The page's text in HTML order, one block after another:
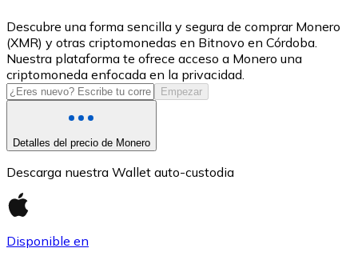
USD Coin
USDC
Descubre una forma sencilla y segura de comprar Monero
(XMR) y otras criptomonedas en Bitnovo en Córdoba.
Nuestra plataforma te ofrece acceso a Monero una
criptomoneda enfocada en la privacidad.
Empezar
Detalles del precio de Monero
Descarga nuestra Wallet auto-custodia
Disponible en